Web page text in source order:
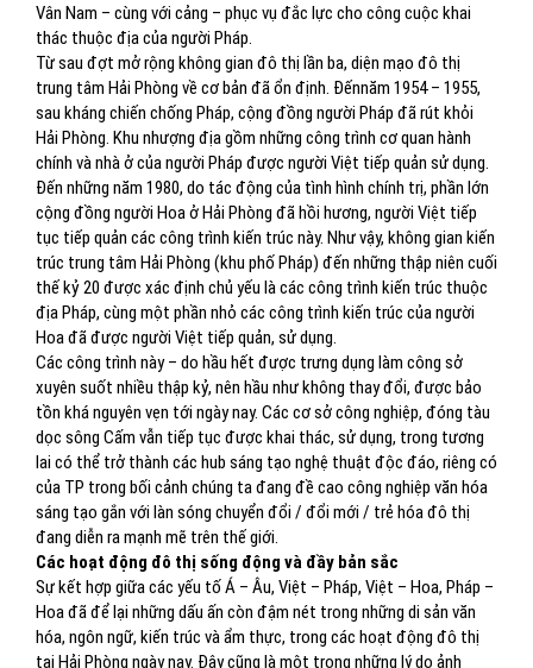
Vân Nam – cùng với cảng – phục vụ đắc lực cho công cuộc khai
thác thuộc địa của người Pháp.
Từ sau đợt mở rộng không gian đô thị lần ba, diện mạo đô thị
trung tâm Hải Phòng về cơ bản đã ổn định. Đếnnăm 1954 – 1955,
sau kháng chiến chống Pháp, cộng đồng người Pháp đã rút khỏi
Hải Phòng. Khu nhượng địa gồm những công trình cơ quan hành
chính và nhà ở của người Pháp được người Việt tiếp quản sử dụng.
Đến những năm 1980, do tác động của tình hình chính trị, phần lớn
cộng đồng người Hoa ở Hải Phòng đã hồi hương, người Việt tiếp
tục tiếp quản các công trình kiến trúc này. Như vậy, không gian kiến
trúc trung tâm Hải Phòng (khu phố Pháp) đến những thập niên cuối
thế kỷ 20 được xác định chủ yếu là các công trình kiến trúc thuộc
địa Pháp, cùng một phần nhỏ các công trình kiến trúc của người
Hoa đã được người Việt tiếp quản, sử dụng.
Các công trình này – do hầu hết được trưng dụng làm công sở
xuyên suốt nhiều thập kỷ, nên hầu như không thay đổi, được bảo
tồn khá nguyên vẹn tới ngày nay. Các cơ sở công nghiệp, đóng tàu
dọc sông Cấm vẫn tiếp tục được khai thác, sử dụng, trong tương
lai có thể trở thành các hub sáng tạo nghệ thuật độc đáo, riêng có
của TP trong bối cảnh chúng ta đang đề cao công nghiệp văn hóa
sáng tạo gắn với làn sóng chuyển đổi / đổi mới / trẻ hóa đô thị
đang diễn ra mạnh mẽ trên thế giới.
Các hoạt động đô thị sống động và đầy bản sắc
Sự kết hợp giữa các yếu tố Á – Âu, Việt – Pháp, Việt – Hoa, Pháp –
Hoa đã để lại những dấu ấn còn đậm nét trong những di sản văn
hóa, ngôn ngữ, kiến trúc và ẩm thực, trong các hoạt động đô thị
tại Hải Phòng ngày nay. Đây cũng là một trong những lý do ảnh